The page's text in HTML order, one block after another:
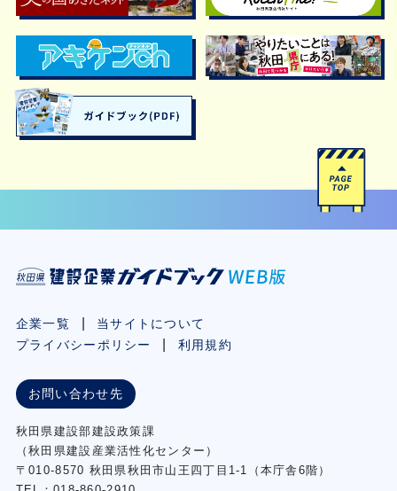
企業一覧
当サイトについて
プライバシーポリシー
利用規約
お問い合わせ先
秋⽥県建設部建設政策課
（秋⽥県建設産業活性化センター）
〒010-8570 秋田県秋田市⼭王四丁⽬1-1（本庁舎6階）